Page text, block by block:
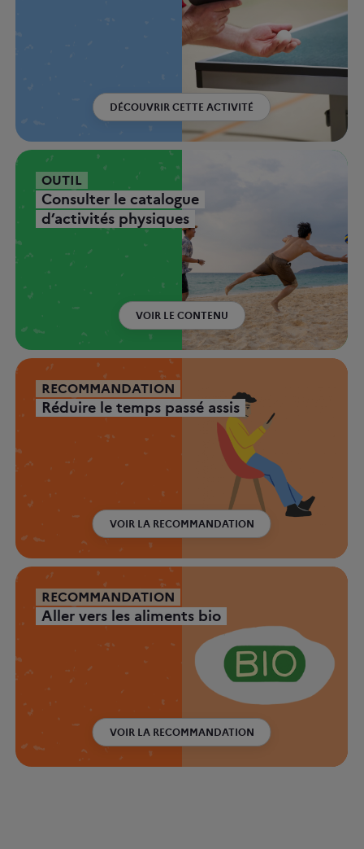
DÉCOUVRIR CETTE ACTIVITÉ
OUTIL
Consulter le catalogue
d’activités physiques
VOIR LE CONTENU
RECOMMANDATION
Réduire le temps passé assis
VOIR LA RECOMMANDATION
RECOMMANDATION
Aller vers les aliments bio
VOIR LA RECOMMANDATION